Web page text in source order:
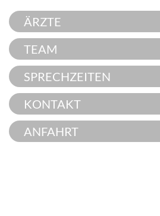
ÄRZTE
TEAM
SPRECHZEITEN
KONTAKT
ANFAHRT